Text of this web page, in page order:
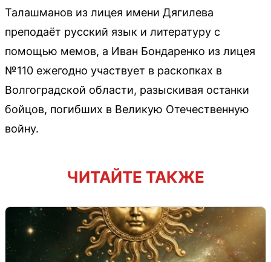
Талашманов из лицея имени Дягилева
преподаёт русский язык и литературу с
помощью мемов, а Иван Бондаренко из лицея
№110 ежегодно участвует в раскопках в
Волгоградской области, разыскивая останки
бойцов, погибших в Великую Отечественную
войну.
ЧИТАЙТЕ ТАКЖЕ